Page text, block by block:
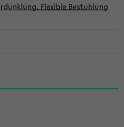
Flexible Bestuhlung